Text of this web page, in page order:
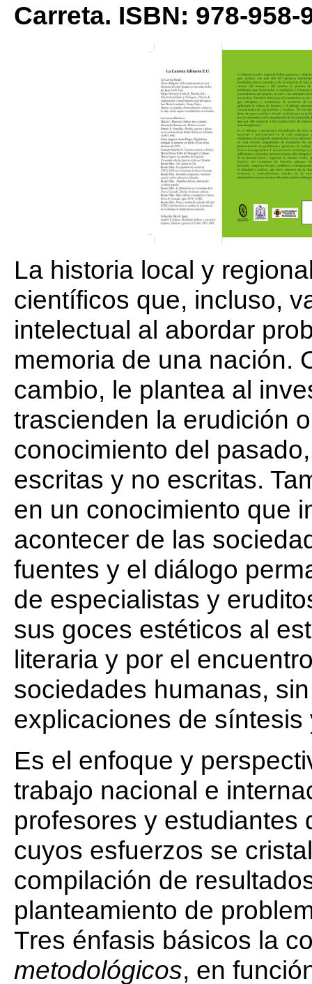
Carreta. ISBN: 978-958-
La historia local y
científicos que, incluso,
intelectual al abordar
memoria de una nación.
cambio, le plantea al
trascienden la erudición
conocimiento del
escritas y no escritas.
en un conocimiento que
acontecer de las
fuentes y el diálogo
de especialistas y
sus goces estéticos al
literaria y por el
sociedades humanas,
explicaciones de
Es el enfoque y
trabajo nacional e
profesores y estudiantes
cuyos esfuerzos se
compilación de
planteamiento de
Tres énfasis básicos la
metodológicos, en